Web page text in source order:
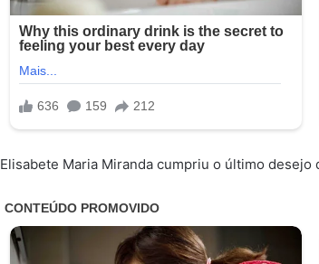
Elisabete Maria Miranda cumpriu o último desejo